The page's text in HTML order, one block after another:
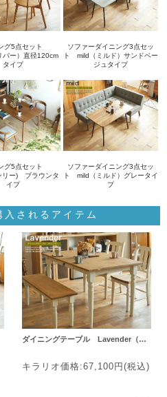
グ5点セット
バー）直径120cm
タイプ
ソファーダイニング3点セッ
ト mild（ミルド）サンドベー
ジュタイプ
グ5点セット
リー) ブラウンタ
イプ
ソファーダイニング3点セッ
ト mild（ミルド）グレータイ
プ
入されるアイテム
ダイニングテーブル Lavender（…
キラリオ価格:67,100円(税込)